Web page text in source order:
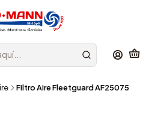
Filtro Aire Fleetguard AF25075